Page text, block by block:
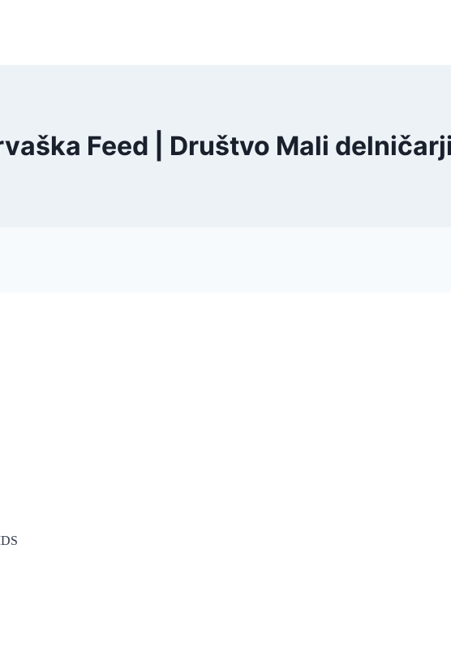
Feed | Društvo Mali